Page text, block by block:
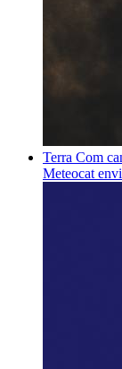
Terra Com
Meteocat